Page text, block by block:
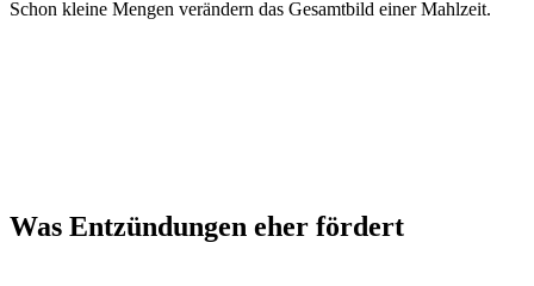
Schon kleine Mengen verändern das Gesamtbild einer Mahlzeit.
Was Entzündungen eher fördert